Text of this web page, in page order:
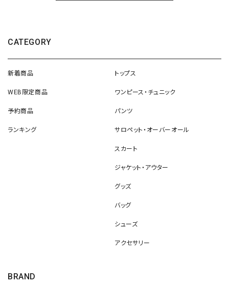
CATEGORY
新着商品
WEB限定商品
予約商品
ランキング
トップス
ワンピース・チュニック
パンツ
サロペット・オーバーオール
スカート
ジャケット・アウター
グッズ
バッグ
シューズ
アクセサリー
BRAND